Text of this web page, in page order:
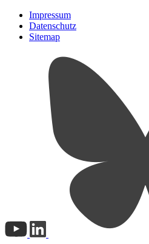
Impressum
Datenschutz
Sitemap